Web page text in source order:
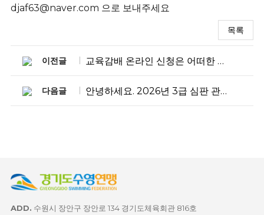
djaf63@naver.com 으로 보내주세요
목록
이전글 교육감배 온라인 신청은 어떠한 형태인가요?
안녕하세요. 2026년 3급 심판 관련 일정 연락드립니다.
다음글
ADD. 수원시 장안구 장안로 134 경기도체육회관 816호